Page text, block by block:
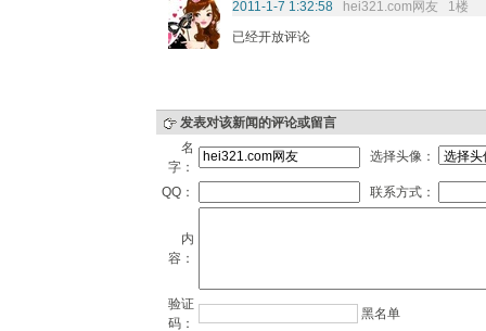
2011-1-7 1:32:58
hei321.com网友 1楼
已经开放评论
发表对该新闻的评论或留言
名
字：
选择头像：
QQ： 联系方式：
内
容：
验证
码：
黑名单